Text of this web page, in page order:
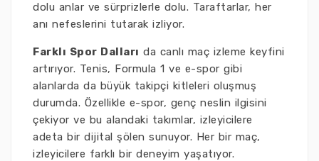
dolu anlar ve sürprizlerle dolu. Taraftarlar, her
anı nefeslerini tutarak izliyor.
Farklı Spor Dalları da canlı maç izleme keyfini
artırıyor. Tenis, Formula 1 ve e-spor gibi
alanlarda da büyük takipçi kitleleri oluşmuş
durumda. Özellikle e-spor, genç neslin ilgisini
çekiyor ve bu alandaki takımlar, izleyicilere
adeta bir dijital şölen sunuyor. Her bir maç,
izleyicilere farklı bir deneyim yaşatıyor.